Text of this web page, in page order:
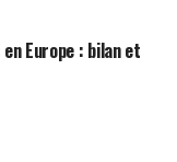
Europe : bilan et